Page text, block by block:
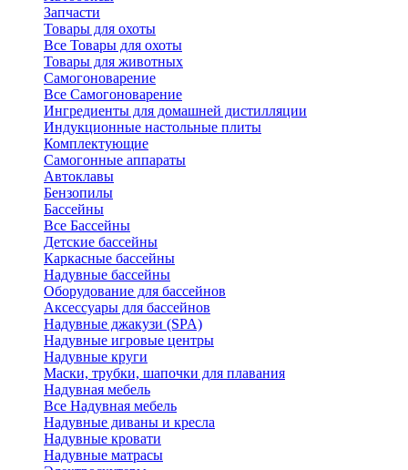
Запчасти
Товары для охоты
Все Товары для охоты
Товары для животных
Самогоноварение
Все Самогоноварение
Ингредиенты для домашней дистилляции
Индукционные настольные плиты
Комплектующие
Самогонные аппараты
Автоклавы
Бензопилы
Бассейны
Все Бассейны
Детские бассейны
Каркасные бассейны
Надувные бассейны
Оборудование для бассейнов
Аксессуары для бассейнов
Надувные джакузи (SPA)
Надувные игровые центры
Надувные круги
Маски, трубки, шапочки для плавания
Надувная мебель
Все Надувная мебель
Надувные диваны и кресла
Надувные кровати
Надувные матрасы